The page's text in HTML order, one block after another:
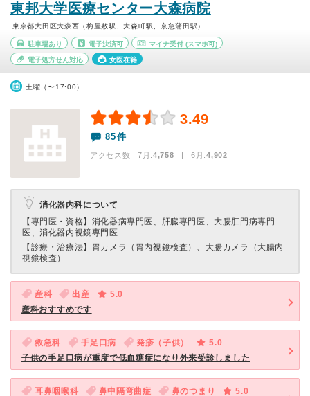
東邦大学医療センター大森病院
東京都大田区大森西（梅屋敷駅、大森町駅、京急蒲田駅）
駐車場あり 電子決済可 マイナ受付 (スマホ可)
電子処方せん対応 女医在籍
土曜（〜17:00）
3.49
85件
アクセス数 7月:4,758 | 6月:4,902
消化器内科について
【専門医・資格】 消化器病専門医、肝臓専門医、大腸肛門病専門
医、消化器内視鏡専門医
【診療・治療法】 胃カメラ（胃内視鏡検査）、大腸カメラ（大腸内
視鏡検査）
産科 出産
5.0
産科おすすめです
救急科 手足口病 発疹（子供）
5.0
子供の手足口病が重度で低血糖症になり外来受診しました
耳鼻咽喉科 鼻中隔弯曲症 鼻のつまり 5.0